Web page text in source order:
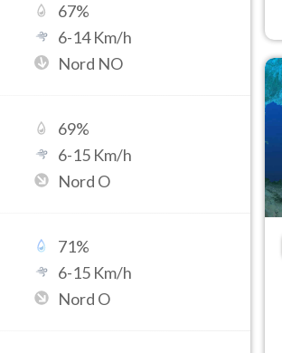
67%
6-14Km/h
Nord NO
69%
6-15 Km/h
Nord O
71%
6-15 Km/h
Nord O